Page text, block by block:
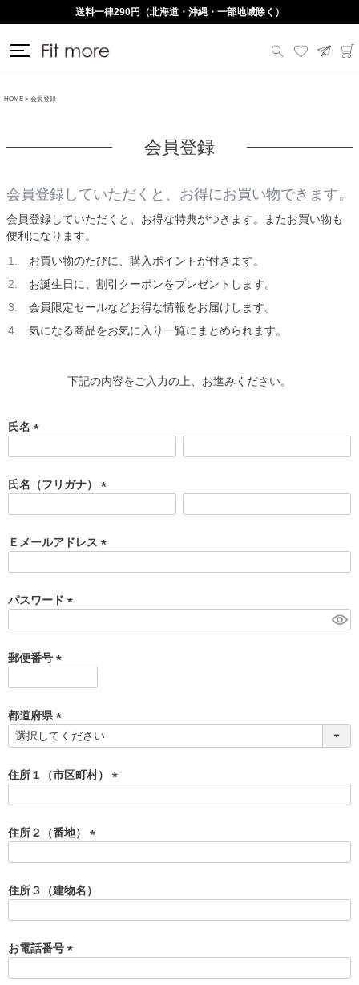
送料一律290円（北海道・沖縄・一部地域除く）
HOME 会員登録
会員登録
会員登録していただくと、お得にお買い物できます。
会員登録していただくと、お得な特典がつきます。またお買い物も
便利になります。
お買い物のたびに、購入ポイントが付きます。
お誕生日に、割引クーポンをプレゼントします。
会員限定セールなどお得な情報をお届けします。
気になる商品をお気に入り一覧にまとめられます。
下記の内容をご入力の上、お進みください。
氏名
須
)
氏名（フリガナ）
須
)
Ｅメールアドレス
)
パスワード
)
郵便番号
須
)
都道府県
(
須
)
住所１（市区町村）
)
住所２（番地）
須
)
住所３（建物名）
お電話番号